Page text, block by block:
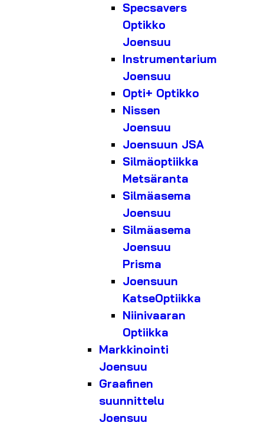
Specsavers
Optikko
Joensuu
Instrumentarium
Joensuu
Opti+ Optikko
Nissen
Joensuu
Joensuun JSA
Silmäoptiikka
Metsäranta
Silmäasema
Joensuu
Silmäasema
Joensuu
Prisma
Joensuun
KatseOptiikka
Niinivaaran
Optiikka
Markkinointi
Joensuu
Graafinen
suunnittelu
Joensuu